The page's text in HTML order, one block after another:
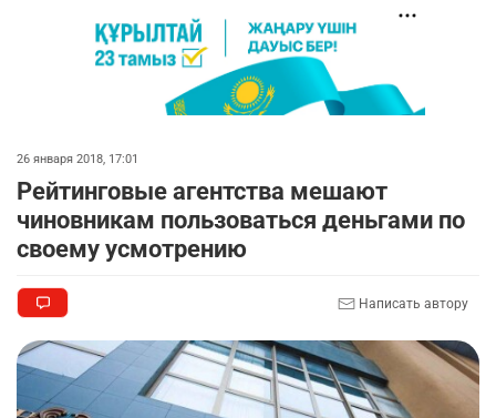
26 января 2018, 17:01
Рейтинговые агентства мешают
чиновникам пользоваться деньгами по
своему усмотрению
Написать автору